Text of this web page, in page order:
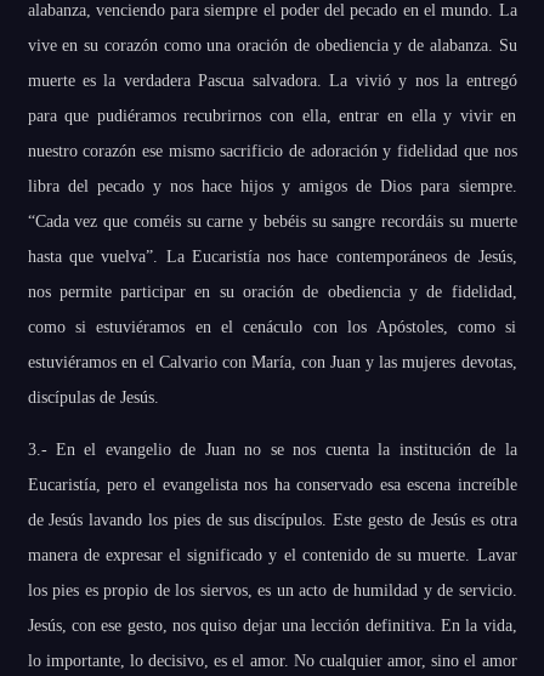
alabanza, venciendo para siempre el poder del pecado en el mundo. La
vive en su corazón como una oración de obediencia y de alabanza. Su
muerte es la verdadera Pascua salvadora. La vivió y nos la entregó
para que pudiéramos recubrirnos con ella, entrar en ella y vivir en
nuestro corazón ese mismo sacrificio de adoración y fidelidad que nos
libra del pecado y nos hace hijos y amigos de Dios para siempre.
“Cada vez que coméis su carne y bebéis su sangre recordáis su muerte
hasta que vuelva”. La Eucaristía nos hace contemporáneos de Jesús,
nos permite participar en su oración de obediencia y de fidelidad,
como si estuviéramos en el cenáculo con los Apóstoles, como si
estuviéramos en el Calvario con María, con Juan y las mujeres devotas,
discípulas de Jesús.
3.- En el evangelio de Juan no se nos cuenta la institución de la
Eucaristía, pero el evangelista nos ha conservado esa escena increíble
de Jesús lavando los pies de sus discípulos. Este gesto de Jesús es otra
manera de expresar el significado y el contenido de su muerte. Lavar
los pies es propio de los siervos, es un acto de humildad y de servicio.
Jesús, con ese gesto, nos quiso dejar una lección definitiva. En la vida,
lo importante, lo decisivo, es el amor. No cualquier amor, sino el amor